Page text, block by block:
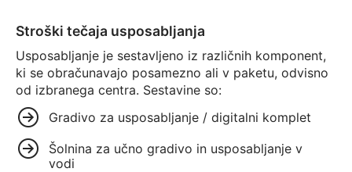
Stroški tečaja usposabljanja
Usposabljanje je sestavljeno iz različnih komponent,
ki se obračunavajo posamezno ali v paketu, odvisno
od izbranega centra. Sestavine so:
Gradivo za usposabljanje / digitalni komplet
Šolnina za učno gradivo in usposabljanje v
vodi